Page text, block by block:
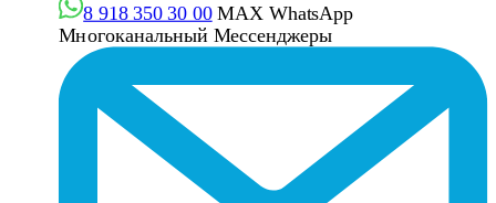
8 918 350 30 00 MAX WhatsApp
Многоканальный Мессенджеры